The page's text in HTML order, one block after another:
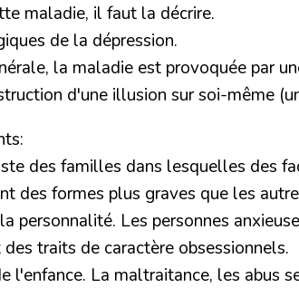
maladie, il faut la décrire.
de la dépression.
la maladie est provoquée par
d'une illusion sur soi-même
des familles dans lesquelles des
des formes plus graves que les
personnalité. Les personnes
traits de caractère obsessionnels.
l'enfance. La maltraitance, les abus